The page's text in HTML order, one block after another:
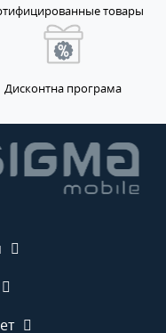
товары
Дисконтна програма